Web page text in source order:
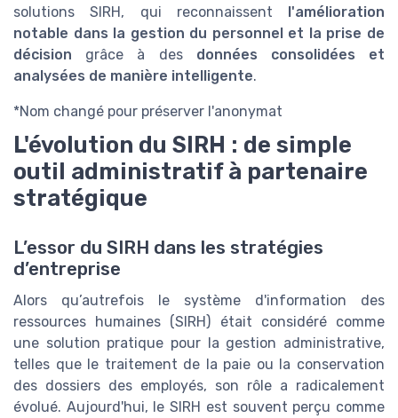
solutions SIRH, qui reconnaissent l'amélioration
notable dans la gestion du personnel et la prise de
décision grâce à des données consolidées et
analysées de manière intelligente.
*Nom changé pour préserver l'anonymat
L'évolution du SIRH : de simple
outil administratif à partenaire
stratégique
L’essor du SIRH dans les stratégies
d’entreprise
Alors qu’autrefois le système d'information des
ressources humaines (SIRH) était considéré comme
une solution pratique pour la gestion administrative,
telles que le traitement de la paie ou la conservation
des dossiers des employés, son rôle a radicalement
évolué. Aujourd'hui, le SIRH est souvent perçu comme